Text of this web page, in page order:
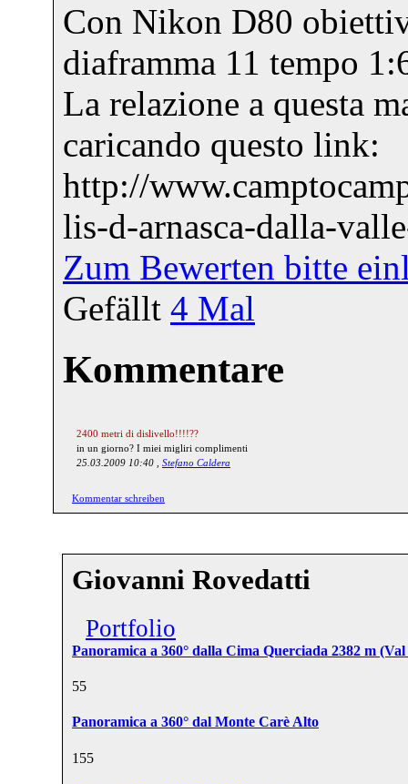
Con Nikon D80
diaframma 11 tempo
La relazione a questa
caricando questo link:
http://
lis-d-arnasca-dalla-
Zum Bewerten bitte
Gefällt 4 Mal
Kommentare
2400 metri di dislivello!!!!??
in un giorno? I miei migliri complimenti
25.03.2009 10:40 , Stefano Caldera
Kommentar schreiben
Giovanni Rovedatti
Portfolio
Panoramica a 360° dalla Cima Querciada 2382 m
55
Panoramica a 360° dal Monte Carè Alto
155